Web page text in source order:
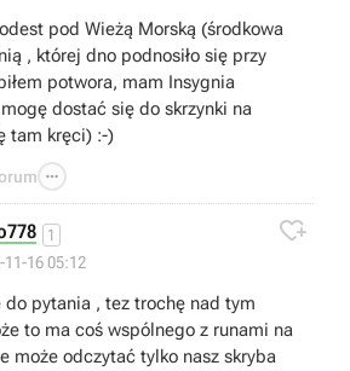
pod Wieżą Morską (środkowa
, której dno podnosiło się przy
potwora, mam Insygnia
dostać się do skrzynki na
tam kręci) :-)

1
11-16 05:12

to ma coś wspólnego z runami na
może odczytać tylko nasz skryba